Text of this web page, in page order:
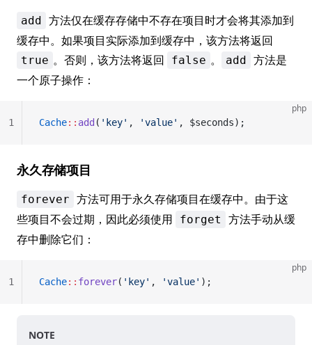
add 方法仅在缓存存储中不存在项目时才会将其添加到
缓存中。如果项目实际添加到缓存中，该方法将返回
true 。否则，该方法将返回 false 。 add 方法是
一个原子操作：
php
Cache:: add ( 'key' , 'value' , $seconds);
1
永久存储项目
forever 方法可用于永久存储项目在缓存中。由于这
些项目不会过期，因此必须使用
forget
方法手动从缓
存中删除它们：
php
Cache:: forever( 'key' , 'value' );
1
NOTE